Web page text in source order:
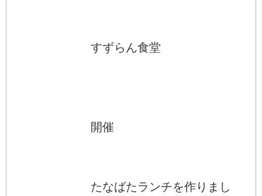
すずらん食堂
開催
たなばたランチを作りまし